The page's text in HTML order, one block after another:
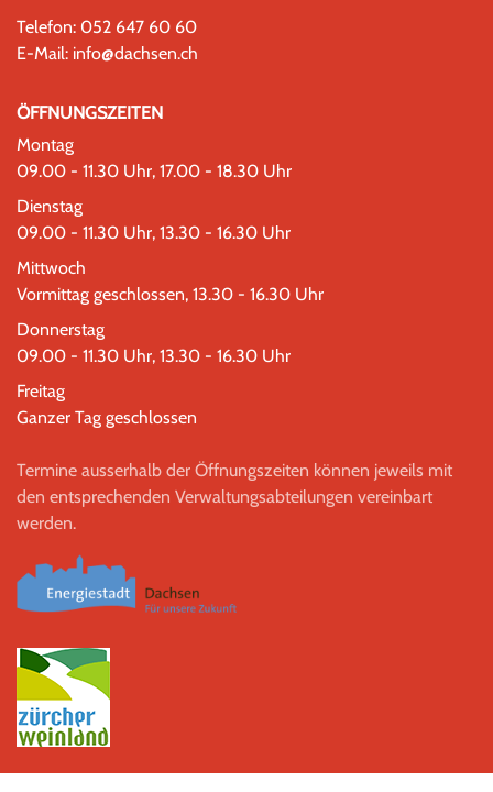
Telefon: 052 647 60 60
E-Mail: info@dachsen.ch
ÖFFNUNGSZEITEN
Montag
09.00 - 11.30 Uhr, 17.00 - 18.30 Uhr
Dienstag
09.00 - 11.30 Uhr, 13.30 - 16.30 Uhr
Mittwoch
Vormittag geschlossen, 13.30 - 16.30 Uhr
Donnerstag
09.00 - 11.30 Uhr, 13.30 - 16.30 Uhr
Freitag
Ganzer Tag geschlossen
Termine ausserhalb der Öffnungszeiten können jeweils mit
den entsprechenden Verwaltungsabteilungen vereinbart
werden.